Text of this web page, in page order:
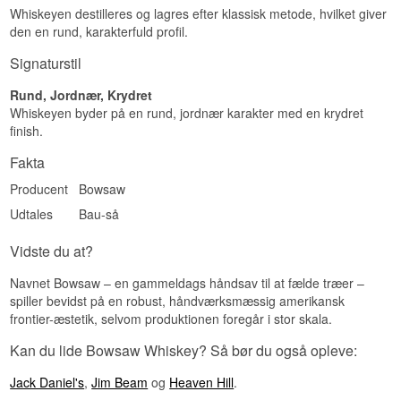
Sødmefyldt · Krydret · Varmt · Rundt
håndværktøj, en bue-sav, som cooper'en bruger
til at skære endestykkerne, kaldet 'heads', ud af
en whiskyfustage – en hyldest til det håndværk,
Whiskeyen destilleres og lagres efter klassisk metode, hvilket giver
den en rund, karakterfuld profil.
Signaturstil
Rund, Jordnær, Krydret
Whiskeyen byder på en rund, jordnær karakter med en krydret
finish.
Fakta
Producent
Bowsaw
Udtales
Bau-så
Vidste du at?
Navnet Bowsaw – en gammeldags håndsav til at fælde træer –
spiller bevidst på en robust, håndværksmæssig amerikansk
frontier-æstetik, selvom produktionen foregår i stor skala.
Kan du lide Bowsaw Whiskey? Så bør du også opleve:
Jack Daniel's,Jim Beam og Heaven Hill.